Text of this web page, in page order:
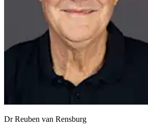
Dr Reuben van Rensburg